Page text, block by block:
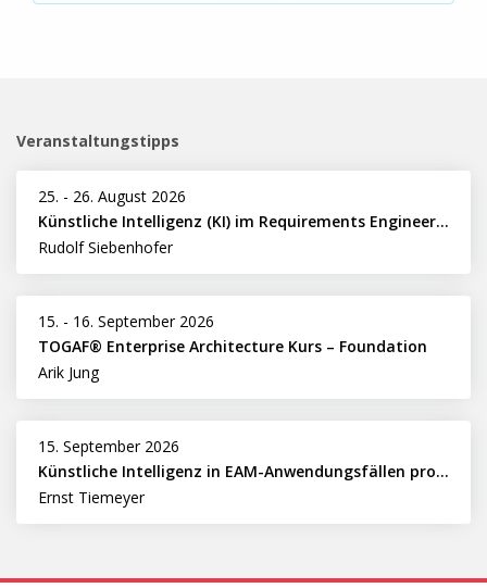
Veranstaltungstipps
25. - 26. August 2026
Künstliche Intelligenz (KI) im Requirements Engineering erfolgreich einsetzen
Rudolf Siebenhofer
15. - 16. September 2026
TOGAF® Enterprise Architecture Kurs – Foundation
Arik Jung
15. September 2026
Künstliche Intelligenz in EAM-Anwendungsfällen professionell nutzen
Ernst Tiemeyer